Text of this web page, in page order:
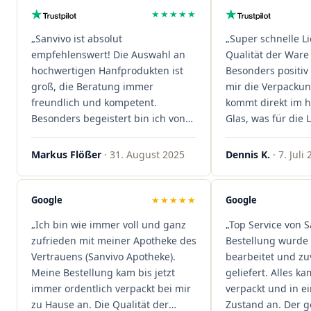
★★★★★
„Sanvivo ist absolut
empfehlenswert! Die Auswahl an
hochwertigen Hanfprodukten ist
groß, die Beratung immer
freundlich und kompetent.
Besonders begeistert bin ich von
der schnellen Rezeptannahme –
alles läuft unkompliziert und
sind extrem zügig, was mir jedes
Mal viel Zeit spart. Man merkt,
Kundenzufriedenheit an erster
Stelle stehen. Vielen Dank an das
Team von Sanvivo – ich bin
rundum begeistert!"
Markus Flößer · 31. August 2025
„Super schnelle
Qualität der
Besonders
mir die
kommt direkt im
Glas, was für die
ist. Ich bestelle
wieder!"
Dennis K. · 7. Juli
Google ★★★★★
„Ich bin wie immer voll und ganz
zufrieden mit meiner Apotheke des
Vertrauens (Sanvivo Apotheke).
Meine Bestellung kam bis jetzt
immer ordentlich verpackt bei mir
zu Hause an. Die Qualität der
Google
„Top Service von
Bestellung wurde
bearbeitet und
geliefert. Alles
verpackt und in
Zustand an. Der